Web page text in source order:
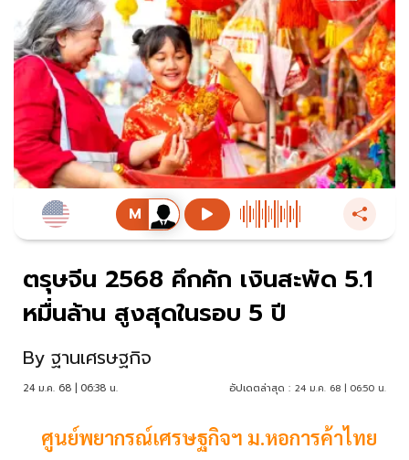
ตรุษจีน 2568 คึกคัก เงินสะพัด 5.1
หมื่นล้าน สูงสุดในรอบ 5 ปี
By ฐานเศรษฐกิจ
24 ม.ค. 68 | 06:38 น. อัปเดตล่าสุด : 24 ม.ค. 68 | 06:50 น.
ศูนย์พยากรณ์เศรษฐกิจฯ ม.หอการค้าไทย